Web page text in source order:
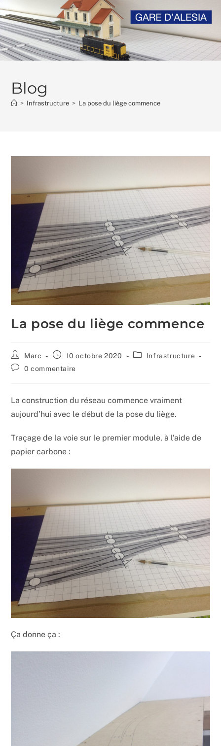
to
content
Blog
> Infrastructure > La pose du liège commence
La pose du liège commence
Auteur/autrice
de
la
Marc
Publication
10 octobre 2020
PostInfrastructure
Commentaires
publication :
0 commentaire
La construction du réseau commence vraiment
aujourd’hui avec le début de la pose du liège.
Traçage de la voie sur le premier module, à l’aide de
papier carbone :
Ça donne ça :